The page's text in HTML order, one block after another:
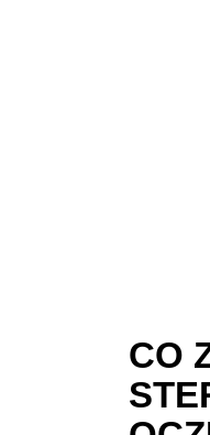
CO